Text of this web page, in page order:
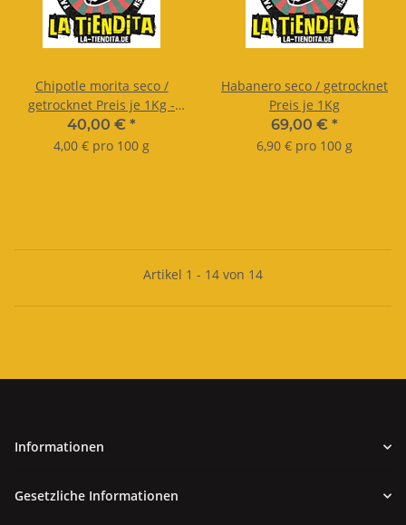
Chipotle morita seco /
getrocknet Preis je 1Kg -
lose nach Gewicht.
40,00 € *
4,00 € pro 100 g
Habanero seco / getrocknet
Preis je 1Kg
69,00 € *
6,90 € pro 100 g
Artikel 1 - 14 von 14
Informationen
Gesetzliche Informationen